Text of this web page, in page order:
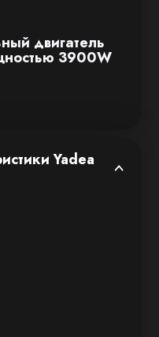
двигатель
3900W
выдает
вам безумный
контроль.
дизайна,
Его
ионные
вас запасом хода
Yadea